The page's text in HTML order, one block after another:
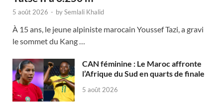
5 août 2026 - bySemlali Khalid
À 15 ans, le jeune alpiniste marocain Youssef Tazi, a gravi
le sommet du Kang …
CAN féminine : Le Maroc affronte
l’Afrique du Sud en quarts de finale
5 août 2026